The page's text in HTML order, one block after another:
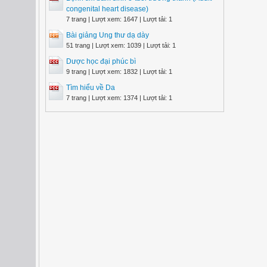
congenital heart disease)
7 trang | Lượt xem: 1647 | Lượt tải: 1
Bài giảng Ung thư dạ dày
51 trang | Lượt xem: 1039 | Lượt tải: 1
Dược học đại phúc bì
9 trang | Lượt xem: 1832 | Lượt tải: 1
Tìm hiểu về Da
7 trang | Lượt xem: 1374 | Lượt tải: 1